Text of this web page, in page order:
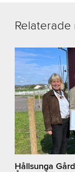
Hållsunga